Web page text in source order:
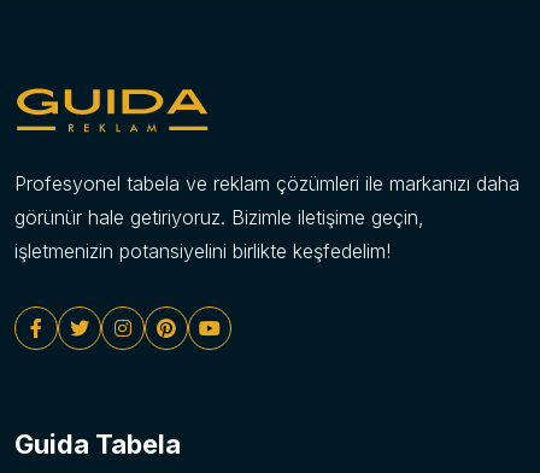
Profesyonel tabela ve reklam çözümleri ile markanızı daha
görünür hale getiriyoruz. Bizimle iletişime geçin,
işletmenizin potansiyelini birlikte keşfedelim!
Guida Tabela